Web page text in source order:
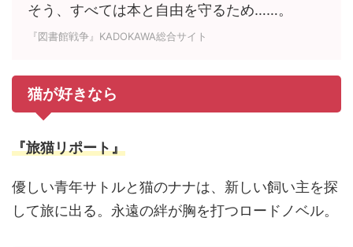
そう、すべては本と自由を守るため……。
『図書館戦争』KADOKAWA総合サイト
猫が好きなら
『旅猫リポート』
優しい青年サトルと猫のナナは、新しい飼い主を探
して旅に出る。永遠の絆が胸を打つロードノベル。